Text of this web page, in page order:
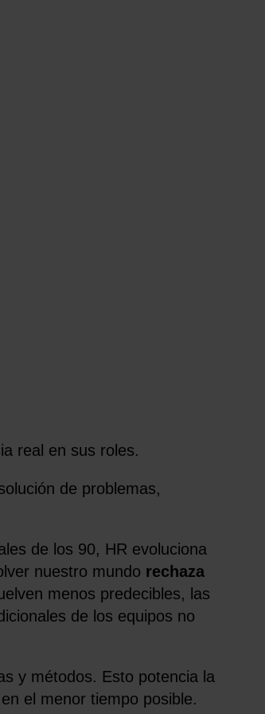
real en sus roles.
de problemas,
de los 90, HR evoluciona
nuestro mundo rechaza
menos predecibles, las
de los equipos no
y métodos. Esto potencia la
el menor tiempo posible.